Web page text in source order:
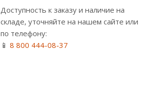
Доступность к заказу и наличие на
складе, уточняйте на нашем сайте или
по телефону:
📱 8 800 444-08-37